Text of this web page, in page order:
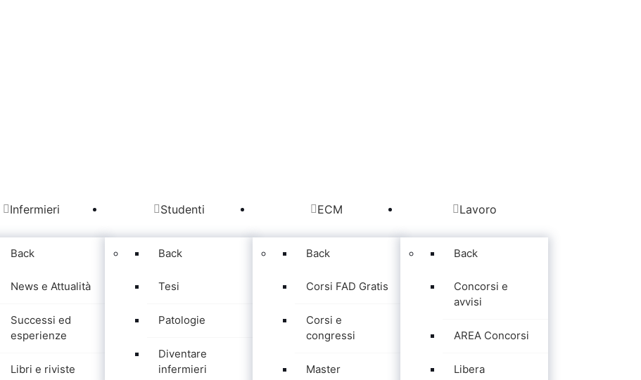
Infermieri
Back
News e Attualità
Successi ed
esperienze
Libri e riviste
Studenti
Back
Tesi
Patologie
Diventare
infermieri
ECM
Back
Corsi FAD Gratis
Corsi e
congressi
Master
Lavoro
Back
Concorsi e
avvisi
AREA Concorsi
Libera